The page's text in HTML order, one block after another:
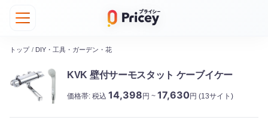
トップ / DIY・工具・ガーデン・花
KVK 壁付サーモスタット ケーブイケー
価格帯: 税込 14,398 円 ~ 17,630円 (13サイト)